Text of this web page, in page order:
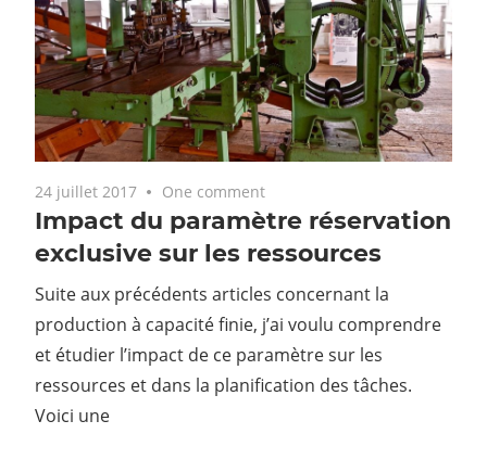
24 juillet 2017 One comment
Impact du paramètre réservation
exclusive sur les ressources
Suite aux précédents articles concernant la
production à capacité finie, j’ai voulu comprendre
et étudier l’impact de ce paramètre sur les
ressources et dans la planification des tâches.
Voici une